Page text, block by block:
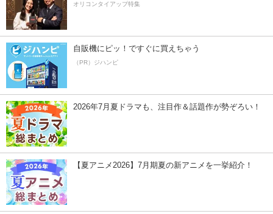
オリコンタイアップ特集
自販機にピッ！ですぐに買えちゃう
（PR）ジハンピ
2026年7月夏ドラマも、注目作＆話題作が勢ぞろい！
【夏アニメ2026】7月期夏の新アニメを一挙紹介！